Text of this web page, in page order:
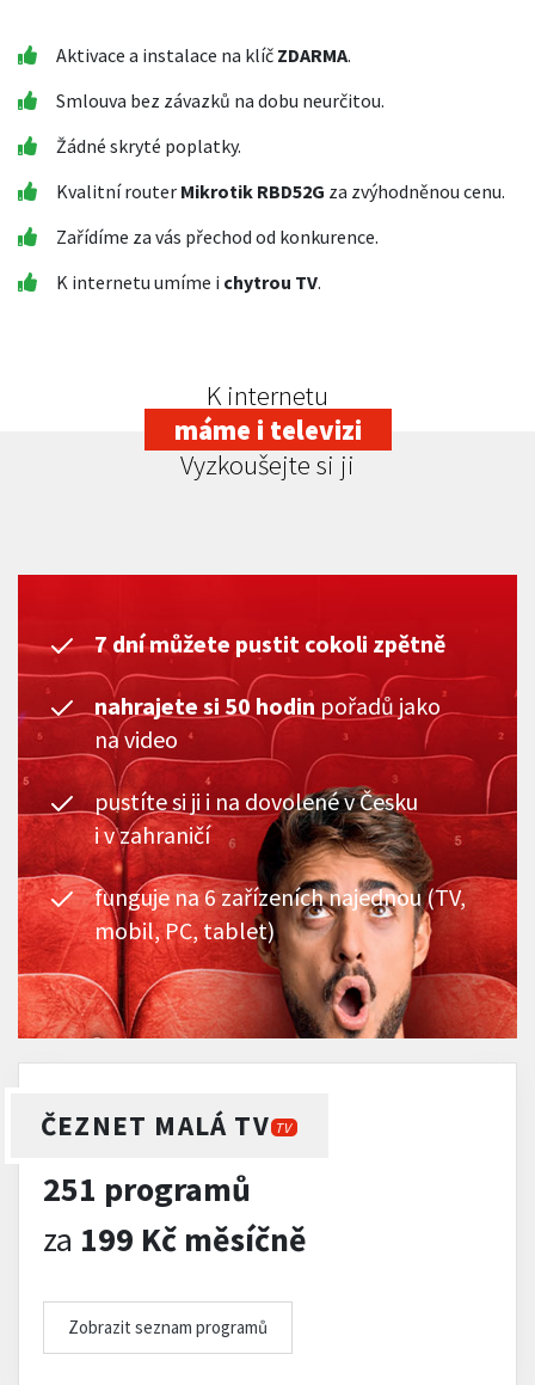
Aktivace a instalace na klíč ZDARMA.
Smlouva bez závazků na dobu neurčitou.
Žádné skryté poplatky.
Kvalitní router Mikrotik RBD52G za zvýhodněnou cenu.
Zařídíme za vás přechod od konkurence.
K internetu umíme i chytrou TV.
K internetu
máme i televizi
Vyzkoušejte si ji
7 dní můžete pustit cokoli zpětně
nahrajete si 50 hodin pořadů jako
na video
pustíte si ji i na dovolené v Česku
i v zahraničí
funguje na 6 zařízeních najednou (TV,
mobil, PC, tablet)
ČEZNET MALÁ TV TV
251 programů
za 199 Kč měsíčně
Zobrazit seznam programů